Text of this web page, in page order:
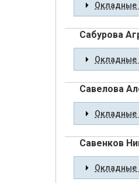
Окладные
Сабурова
Окладные
Савелова
Окладные
Савенков
Окладные